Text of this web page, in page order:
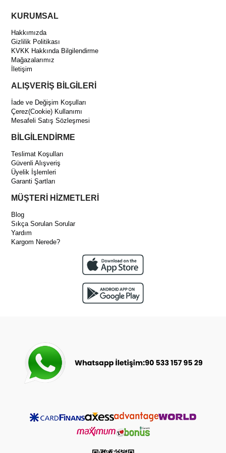
KURUMSAL
Hakkımızda
Gizlilik Politikası
KVKK Hakkında Bilgilendirme
Mağazalarımız
İletişim
ALIŞVERİŞ BİLGİLERİ
İade ve Değişim Koşulları
Çerez(Cookie) Kullanımı
Mesafeli Satış Sözleşmesi
BİLGİLENDİRME
Teslimat Koşulları
Güvenli Alışveriş
Üyelik İşlemleri
Garanti Şartları
MÜŞTERİ HİZMETLERİ
Blog
Sıkça Sorulan Sorular
Yardım
Kargom Nerede?